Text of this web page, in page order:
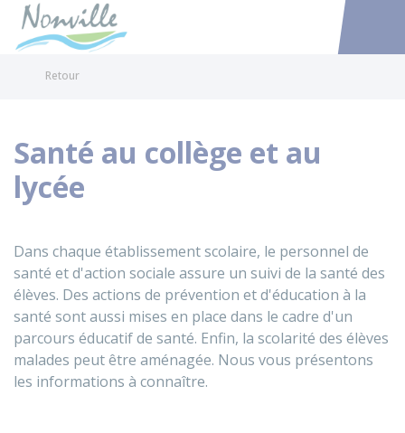
Accéder
Retour
Santé au collège et au
lycée
Dans chaque établissement scolaire, le personnel de
santé et d'action sociale assure un suivi de la santé des
élèves. Des actions de prévention et d'éducation à la
santé sont aussi mises en place dans le cadre d'un
parcours éducatif de santé. Enfin, la scolarité des élèves
malades peut être aménagée. Nous vous présentons
les informations à connaître.